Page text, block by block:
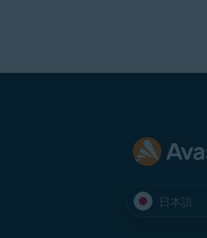
日本語